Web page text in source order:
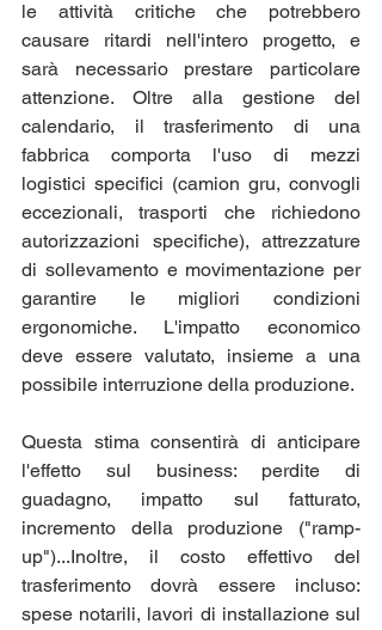
le attività critiche che potrebbero
causare ritardi nell'intero progetto, e
sarà necessario prestare particolare
attenzione. Oltre alla gestione del
calendario, il trasferimento di una
fabbrica comporta l'uso di mezzi
logistici specifici (camion gru, convogli
eccezionali, trasporti che richiedono
autorizzazioni specifiche), attrezzature
di sollevamento e movimentazione per
garantire le migliori condizioni
ergonomiche. L'impatto economico
deve essere valutato, insieme a una
possibile interruzione della produzione.
Questa stima consentirà di anticipare
l'effetto sul business: perdite di
guadagno, impatto sul fatturato,
incremento della produzione ("ramp-
up")...Inoltre, il costo effettivo del
trasferimento dovrà essere incluso:
spese notarili, lavori di installazione sul